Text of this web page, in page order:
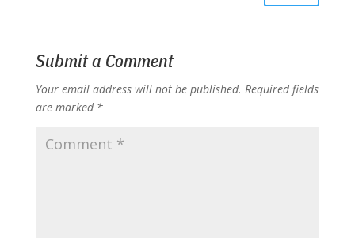
Submit a Comment
Your email address will not be published. Required fields
are marked *